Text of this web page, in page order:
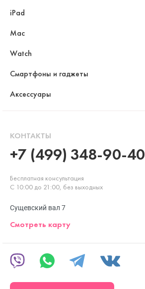
iPad
Mac
Watch
Смартфоны и гаджеты
Аксессуары
КОНТАКТЫ
+7 (499) 348-90-40
Бесплатная консультация
С 10:00 до 21:00, без выходных
Сущевский вал 7
Смотреть карту